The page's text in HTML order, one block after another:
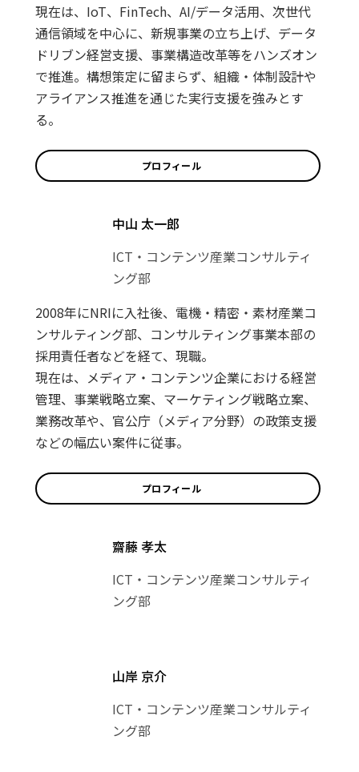
現在は、IoT、FinTech、AI/データ活用、次世代
通信領域を中心に、新規事業の立ち上げ、データ
ドリブン経営支援、事業構造改革等をハンズオン
で推進。構想策定に留まらず、組織・体制設計や
アライアンス推進を通じた実行支援を強みとす
る。
プロフィール
中山 太一郎
ICT・コンテンツ産業コンサルティ
ング部
2008年にNRIに入社後、電機・精密・素材産業コ
ンサルティング部、コンサルティング事業本部の
採用責任者などを経て、現職。
現在は、メディア・コンテンツ企業における経営
管理、事業戦略立案、マーケティング戦略立案、
業務改革や、官公庁（メディア分野）の政策支援
などの幅広い案件に従事。
プロフィール
齋藤 孝太
ICT・コンテンツ産業コンサルティ
ング部
山岸 京介
ICT・コンテンツ産業コンサルティ
ング部